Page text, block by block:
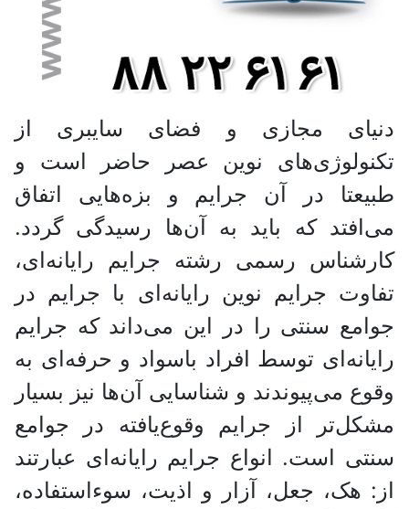
دنیای مجازی و فضای سایبری از
تکنولوژی‌های نوین عصر حاضر است و
طبیعتا در آن جرایم و بزه‌هایی اتفاق
می‌افتد که باید به آن‌ها رسیدگی گردد.
کارشناس رسمی رشته جرایم رایانه‌ای‌،
تفاوت جرایم نوین رایانه‌ای با جرایم در
جوامع سنتی را در این می‌داند که جرایم
رایانه‌ای توسط افراد باسواد و حرفه‌ای به
وقوع می‌پیوندند و شناسایی آن‌ها نیز بسیار
مشکل‌تر از جرایم وقوع‌یافته در جوامع
سنتی است. انواع جرایم رایانه‌ای عبارتند
از: هک، جعل، آزار و اذیت، سوء‌استفاده،